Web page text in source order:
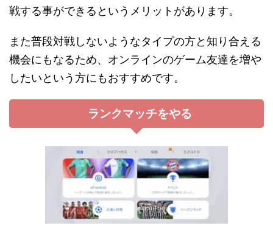
戦する事ができるというメリットがあります。
また普段対戦しないようなタイプの方と知り合える
機会にもなるため、オンラインのゲーム友達を増や
したいという方にもおすすめです。
ランクマッチをやる